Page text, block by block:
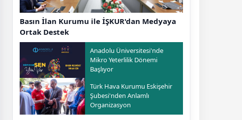
Basın İlan Kurumu ile İŞKUR'dan Medyaya
Ortak Destek
Anadolu Üniversitesi'nde
Mikro Yeterlilik Dönemi
Başlıyor
Türk Hava Kurumu Eskişehir
Şubesi'nden Anlamlı
Organizasyon